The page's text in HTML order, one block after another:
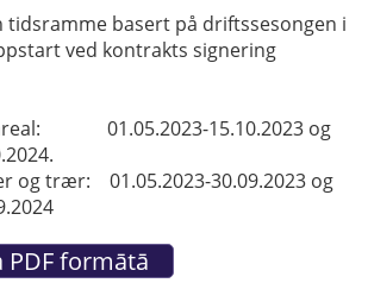
tidsramme basert på driftssesongen i
ved kontrakts signering
01.05.2023-15.10.2023 og
og trær: 01.05.2023-30.09.2023 og